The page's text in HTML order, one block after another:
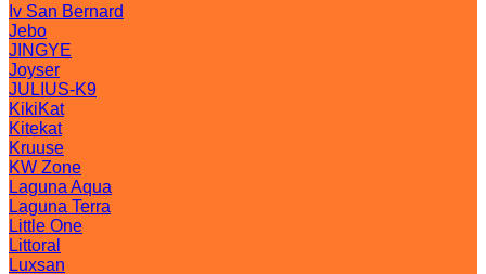
Iv San Bernard
Jebo
JINGYE
Joyser
JULIUS-K9
KikiKat
Kitekat
Kruuse
KW Zone
Laguna Aqua
Laguna Terra
Little One
Littoral
Luxsan